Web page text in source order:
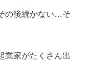
の後続かない…そ
業家がたくさん出